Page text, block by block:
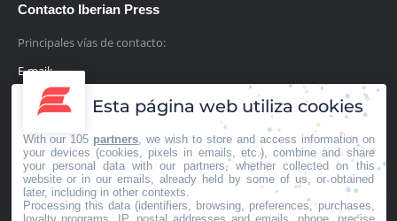
Contacto Iberian Press
Principales vías de contacto:
E-mail:
info@iberianpress.es
+34 911863556
Fax:
+34 911863556
Esta página web utiliza cookies
With our 105 partners , we wish to store and access information on
your devices (cookies, pixels in emails, etc.), combine and share
your personal data with our partners, whether collected on this
website or in our emails, already held by some of us, or obtained
later, including in other contexts.
Processing this data (identifiers, browsing, preferences, purchases,
loyalty programs, IP, postal addresses and emails, phone, precise